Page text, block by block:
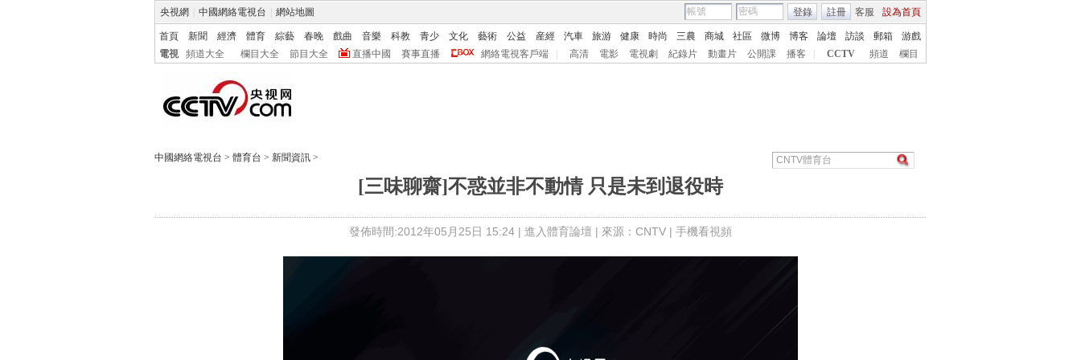
央視網 中國網絡電視台 網站地圖 客服 設為首頁
登錄 註冊
首頁 新聞 經濟 體育 綜藝 春晚 戲曲 音樂 科教 青少 文化 藝術 公益 産經 汽車 旅游 健康 時尚 三農 商城 社區 微博 博客 論壇 訪談 郵箱
游戲
電視
頻道大全 欄目大全 節目大全 直播中國 賽事直播 網絡電視客戶端 高清 電影 電視劇 紀錄片 動畫片 公開課 播客 CCTV 頻道 欄目
中國網絡電視台 > 體育台 > 新聞資訊 >
[三味聊齋]不惑並非不動情 只是未到退役時
發佈時間:2012年05月25日 15:24 | 進入體育論壇 | 來源：CNTV | 手機看視頻